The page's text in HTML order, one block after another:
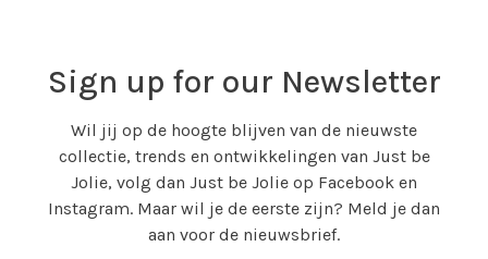
Sign up for our Newsletter
Wil jij op de hoogte blijven van de nieuwste
collectie, trends en ontwikkelingen van Just be
Jolie, volg dan Just be Jolie op Facebook en
Instagram. Maar wil je de eerste zijn? Meld je dan
aan voor de nieuwsbrief.